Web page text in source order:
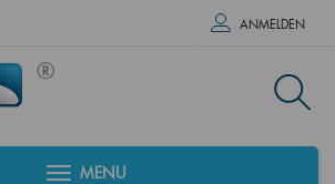
ANMELDEN
MENU